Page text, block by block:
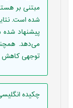
مبتنی بر
شده است.
توجهی کاهش
چکیده انگلیسی